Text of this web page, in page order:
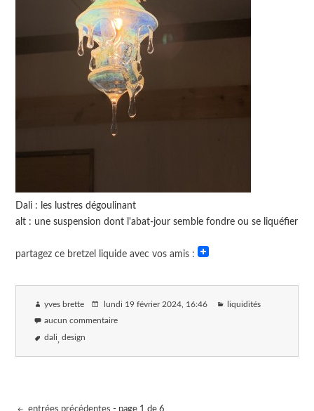
Dali : les lustres dégoulinant
alt : une suspension dont l'abat-jour semble fondre ou se liquéfier
partagez ce bretzel liquide avec vos amis :
yves brette lundi 19 février 2024 , 16:46 liquidités
aucun commentaire
dali design